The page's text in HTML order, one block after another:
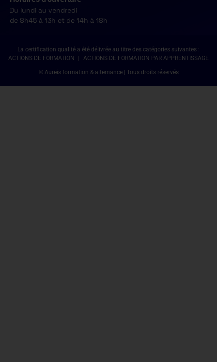
Du lundi au vendredi
de 8h45 à 13h et de 14h à 18h
La certification qualité a été délivrée au titre des catégories suivantes :
ACTIONS DE FORMATION | ACTIONS DE FORMATION PAR APPRENTISSAGE
© Aureis formation & alternance | Tous droits réservés